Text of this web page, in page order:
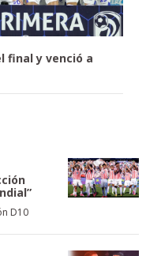
final y venció a
D10